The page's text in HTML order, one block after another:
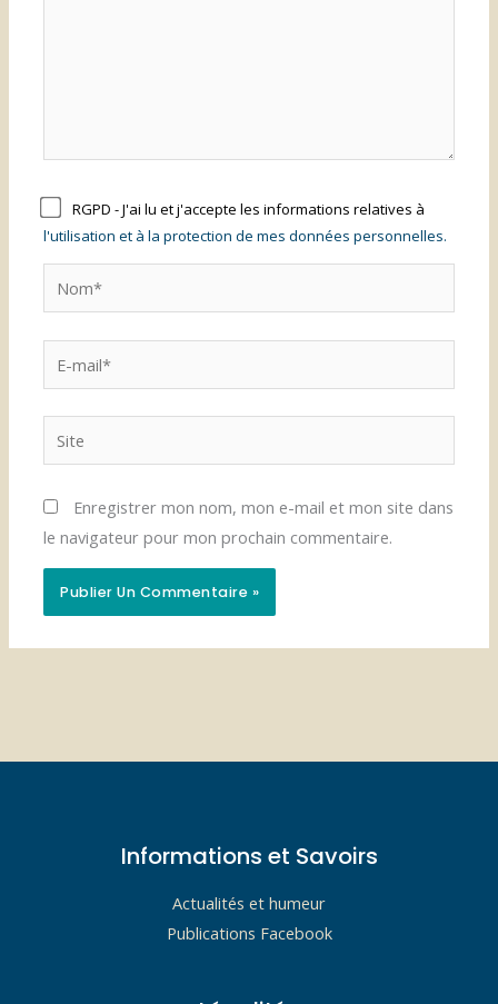
RGPD - J'ai lu et j'accepte les informations relatives à
l'utilisation et à la protection de mes données personnelles.
mail*
Enregistrer mon nom, mon e-mail et mon site dans
le navigateur pour mon prochain commentaire.
Informations et Savoirs
Actualités et humeur
Publications Facebook